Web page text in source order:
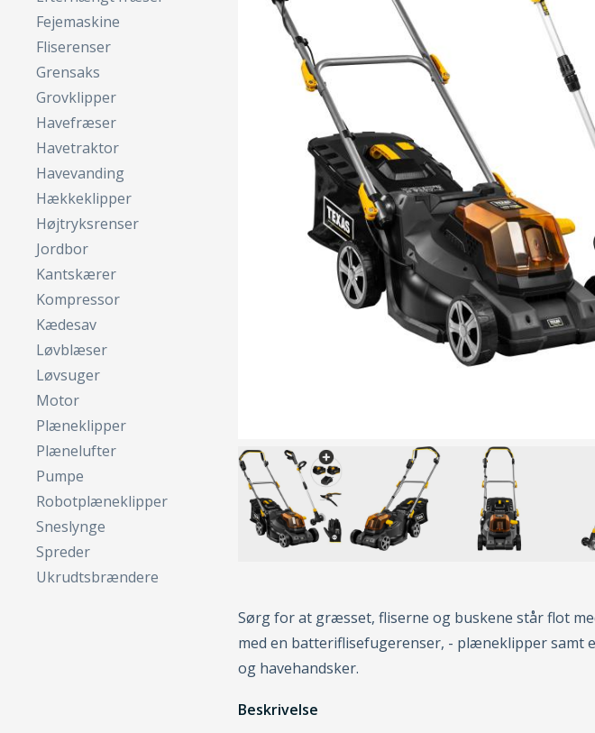
Fejemaskine
Fliserenser
Grensaks
Grovklipper
Havefræser
Havetraktor
Havevanding
Hækkeklipper
Højtryksrenser
Jordbor
Kantskærer
Kompressor
Kædesav
Løvblæser
Løvsuger
Motor
Plæneklipper
Plænelufter
Pumpe
Robotplæneklipper
Sneslynge
Spreder
Ukrudtsbrændere
Sørg for at græsset, fliserne og buskene står flot
med en batteriflisefugerenser, - plæneklipper samt
og havehandsker.
Beskrivelse